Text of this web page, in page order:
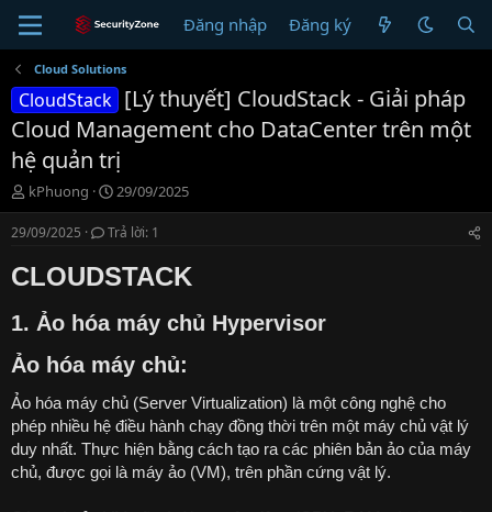
Đăng nhập Đăng ký
Cloud Solutions
CloudStack [Lý thuyết] CloudStack - Giải pháp
Cloud Management cho DataCenter trên một
hệ quản trị
T
h
r
a
d
t
r
e
r
kPhuong
N
g
à
g
ử
29/09/2025
29/09/2025 Trả lời: 1
CLOUDSTACK
1. Ảo hóa máy chủ Hypervisor
Ảo hóa máy chủ:
Ảo hóa máy chủ (Server Virtualization) là một công nghệ cho
phép nhiều hệ điều hành chạy đồng thời trên một máy chủ vật lý
duy nhất. Thực hiện bằng cách tạo ra các phiên bản ảo của máy
chủ, được gọi là máy ảo (VM), trên phần cứng vật lý.